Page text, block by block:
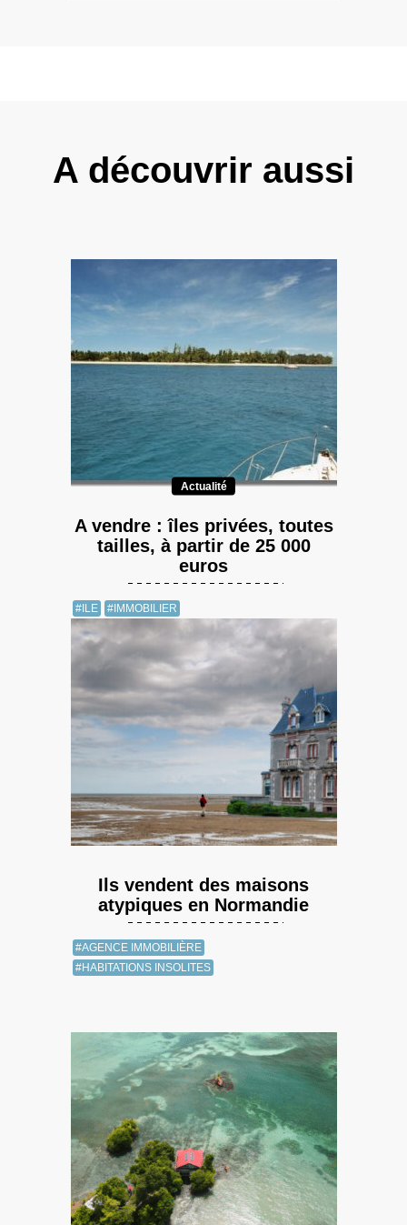
A découvrir aussi
Actualité
A vendre : îles privées, toutes
tailles, à partir de 25 000
euros
#ILE #IMMOBILIER
Ils vendent des maisons
atypiques en Normandie
#AGENCE IMMOBILIÈRE
#HABITATIONS INSOLITES